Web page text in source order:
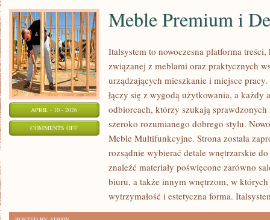
APRIL - 10 - 2026
COMMENTS OFFON
DESIGNERSKIE
Meble Premium i
Italsystem to nowoczesna platforma
związanej z meblami oraz praktycznych
urządzających mieszkanie i miejsce
łączy się z wygodą użytkowania, a każdy
odbiorcach, którzy szukają
szeroko rozumianego dobrego stylu.
Meble Multifunkcyjne. Strona została
rozsądnie wybierać detale wnętrzarskie
znaleźć materiały poświęcone zarówno
biuru, a także innym wnętrzom, w których
wytrzymałość i estetyczna forma.